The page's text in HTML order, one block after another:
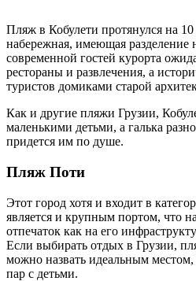
Пляж в Кобулети протянулся на
набережная, имеющая разделение
современной гостей курорта
рестораны и развлечения, а
туристов домиками старой
Как и другие пляжи Грузии,
маленькими детьми, а галька
придется им по душе.
Пляж Поти
Этот город хотя и входит в
является и крупным портом, что
отпечаток как на его
Если выбирать отдых в Грузии,
можно назвать идеальным
пар с детьми.